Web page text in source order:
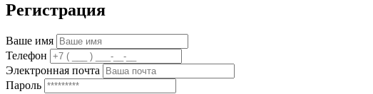
Регистрация
Ваше имя
Телефон
Электронная почта
Пароль